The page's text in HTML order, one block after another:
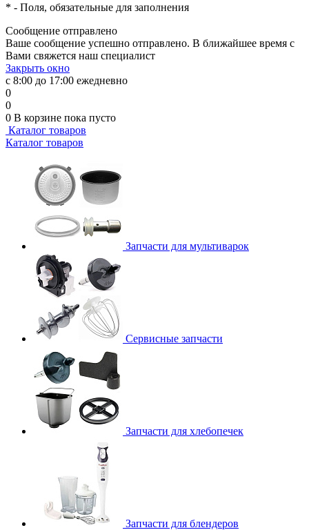
* - Поля, обязательные для заполнения
Сообщение отправлено
Ваше сообщение успешно отправлено. В ближайшее время с
Вами свяжется наш специалист
Закрыть окно
с 8:00 до 17:00 ежедневно
0
0
0 В корзине пока пусто
Каталог товаров
Каталог товаров
Запчасти для мультиварок
Сервисные запчасти
Запчасти для хлебопечек
Запчасти для блендеров